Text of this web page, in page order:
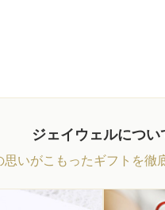
ジェイウェルについ
いがこもったギフトを徹